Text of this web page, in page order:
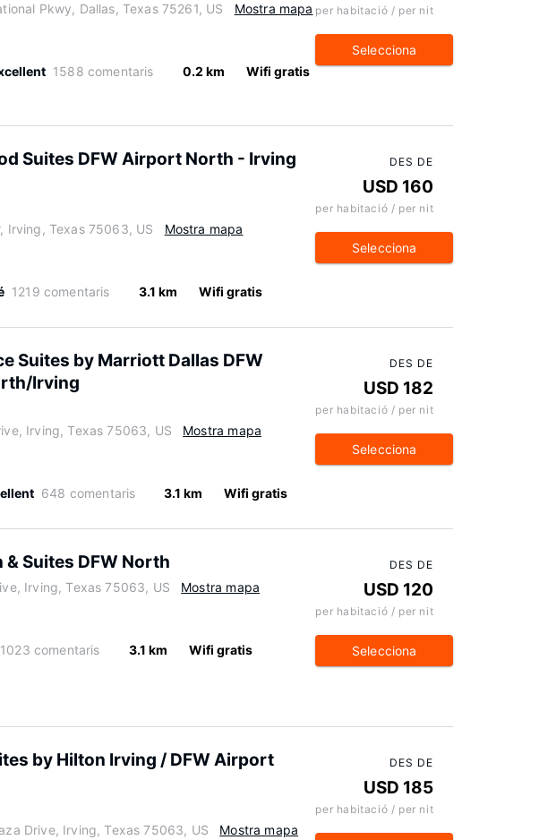
Pkwy, Dallas, Texas 75261, US Mostra mapa
1588 comentaris 0.2 km Wifi gratis
per habitació / per nit
Selecciona
Suites DFW Airport North - Irving
Irving, Texas 75063, US Mostra mapa
1219 comentaris 3.1 km Wifi gratis
DES DE
USD 160
per habitació / per nit
Selecciona
Suites by Marriott Dallas DFW
Irving
Irving, Texas 75063, US Mostra mapa
648 comentaris 3.1 km Wifi gratis
DES DE
USD 182
per habitació / per nit
Selecciona
& Suites DFW North
Irving, Texas 75063, US Mostra mapa
1023 comentaris 3.1 km Wifi gratis
DES DE
USD 120
per habitació / per nit
Selecciona
by Hilton Irving / DFW Airport
Drive, Irving, Texas 75063, US Mostra mapa
DES DE
USD 185
per habitació / per nit